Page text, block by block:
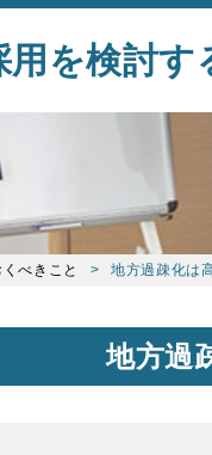
用を検討す
べきこと 地方過疎化は
地方過